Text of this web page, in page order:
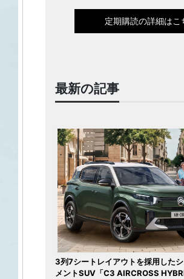
定期購読の詳細はこ
最新の記事
3列7シートレイアウトを採用した
メントSUV「C3 AIRCROSS